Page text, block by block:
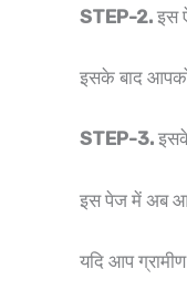
STEP-2. इस
इसके बाद
STEP-3.
इस पेज में अब
यदि आप